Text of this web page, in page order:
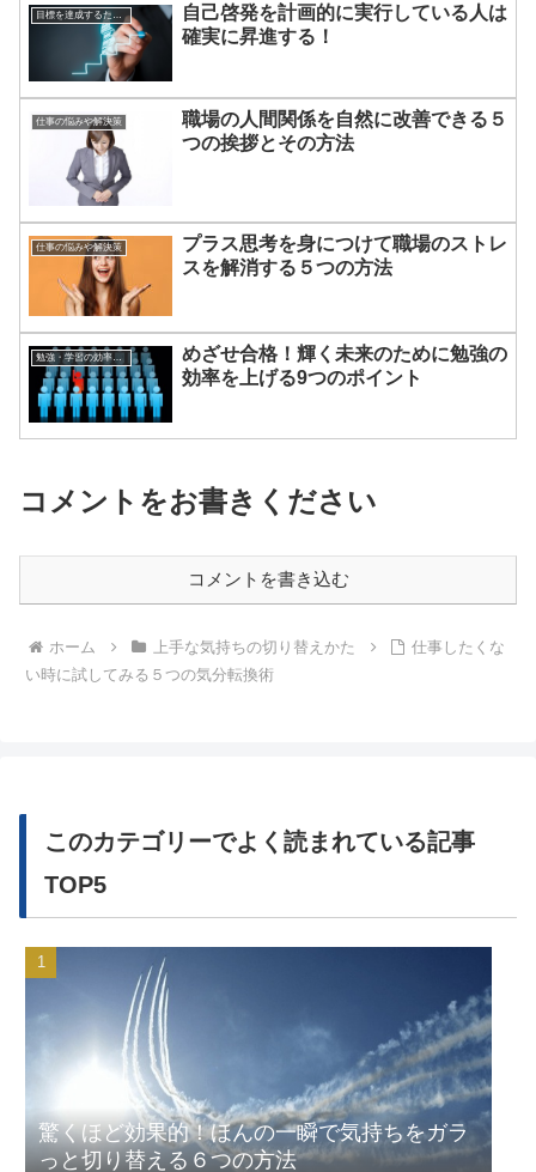
目標を達成するための方法
自己啓発を計画的に実行している人は
確実に昇進する！
仕事の悩みや解決策
職場の人間関係を自然に改善できる５
つの挨拶とその方法
仕事の悩みや解決策
プラス思考を身につけて職場のストレ
スを解消する５つの方法
めざせ合格！輝く未来のために勉強の
効率を上げる9つのポイント
コメントをお書きください
コメントを書き込む
ホーム 上手な気持ちの切り替えかた
仕事したくな
い時に試してみる５つの気分転換術
このカテゴリーでよく読まれている記事
TOP5
驚くほど効果的！ほんの一瞬で気持ちをガラ
っと切り替える６つの方法